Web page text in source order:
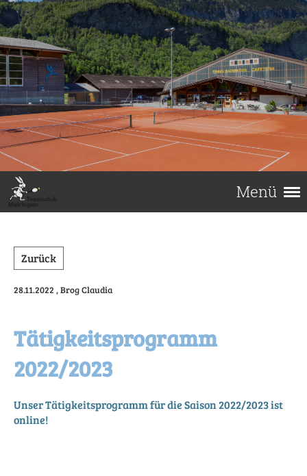
Menü
Zurück
28.11.2022 , Brog Claudia
Tätigkeitsprogramm
2022/2023
Unser Tätigkeitsprogramm für die Saison 2022/2023 ist
online!